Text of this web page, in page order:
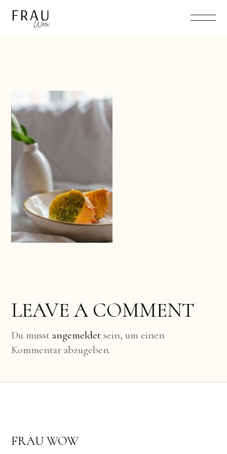
LEAVE A COMMENT
Du musstangemeldet sein, um einen
Kommentar abzugeben.
FRAU WOW